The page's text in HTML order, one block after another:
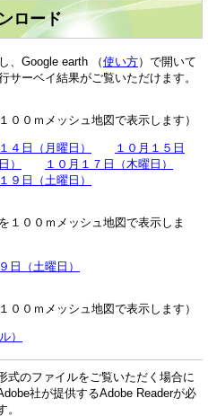
ロード
、Google earth （使い方）で開いて
サーベイ結果がご覧いただけます。
００ｍメッシュ地図で表示します）
４日（月曜日）
１０月１５日
）
１０月１７日（木曜日）
９日（土曜日）
１００ｍメッシュ地図で表示しま
日（土曜日）
００ｍメッシュ地図で表示します）
）
式のファイルをご覧いただく場合に
社が提供するAdobe Readerが必
。